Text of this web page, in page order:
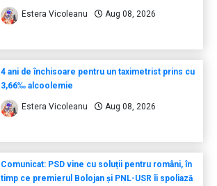
Estera Vicoleanu Aug 08, 2026
4 ani de închisoare pentru un taximetrist prins cu
3,66‰ alcoolemie
Estera Vicoleanu Aug 08, 2026
Comunicat: PSD vine cu soluții pentru români, în
timp ce premierul Bolojan și PNL-USR îi spoliază